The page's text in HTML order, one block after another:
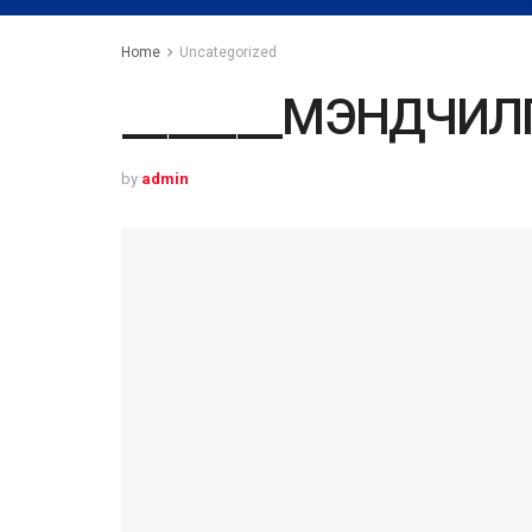
Home Uncategorized
by admin